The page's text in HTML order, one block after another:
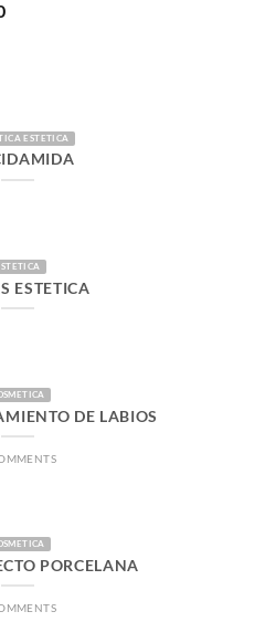
El
ESTETICA
ESTETICA
DE LABIOS
PORCELANA